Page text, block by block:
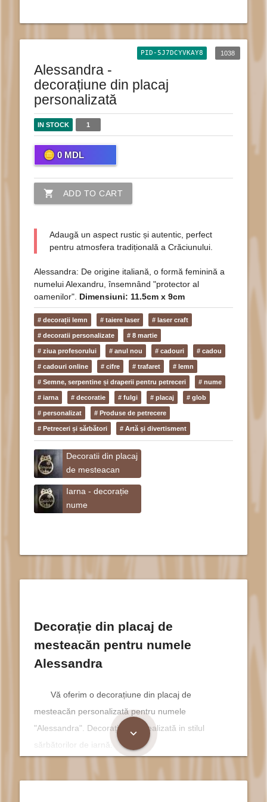
1038
PID-5J7DCYVKAY8
Alessandra -
decorațiune din placaj
personalizată
IN STOCK 1
0 MDL
shopping_cart ADD TO CART
Adaugă un aspect rustic și autentic, perfect
pentru atmosfera tradițională a Crăciunului.
Alessandra: De origine italiană, o formă feminină a
numelui Alexandru, însemnând "protector al
oamenilor". Dimensiuni: 11.5cm x 9cm
# decorații lemn # taiere laser # laser craft
# decoratii personalizate # 8 martie
# ziua profesorului # anul nou # cadouri # cadou
# cadouri online # cifre # trafaret # lemn
# Semne, serpentine și draperii pentru petreceri # nume
# iarna # decoratie # fulgi # placaj # glob
# personalizat # Produse de petrecere
# Petreceri și sărbători # Artă și divertisment
Decoratii din placaj
de mesteacan
Iarna - decorație
nume
expand_more
Decorație din placaj de
mesteacăn pentru numele
Alessandra
Vă oferim o decorațiune din placaj de
mesteacăn personalizată pentru numele
"Alessandra". Decorația este realizată in stilul
sărbătorilor de iarnă.
Alessandra și Magia Sărbătorilor